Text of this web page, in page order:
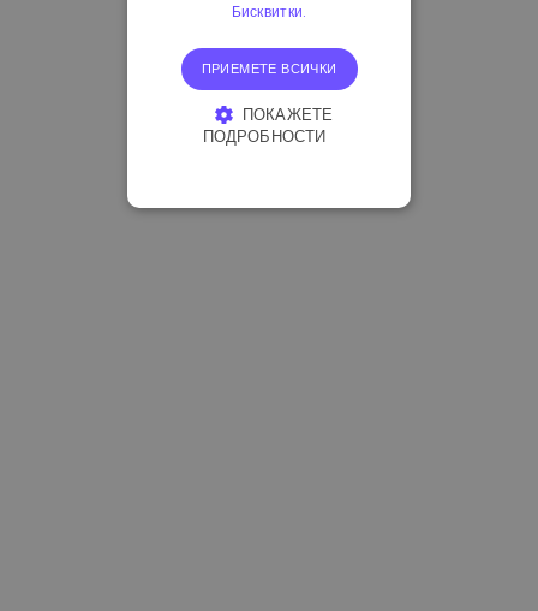
Бисквитки.
ПРИЕМЕТЕ ВСИЧКИ
ПОКАЖЕТЕ
ПОДРОБНОСТИ